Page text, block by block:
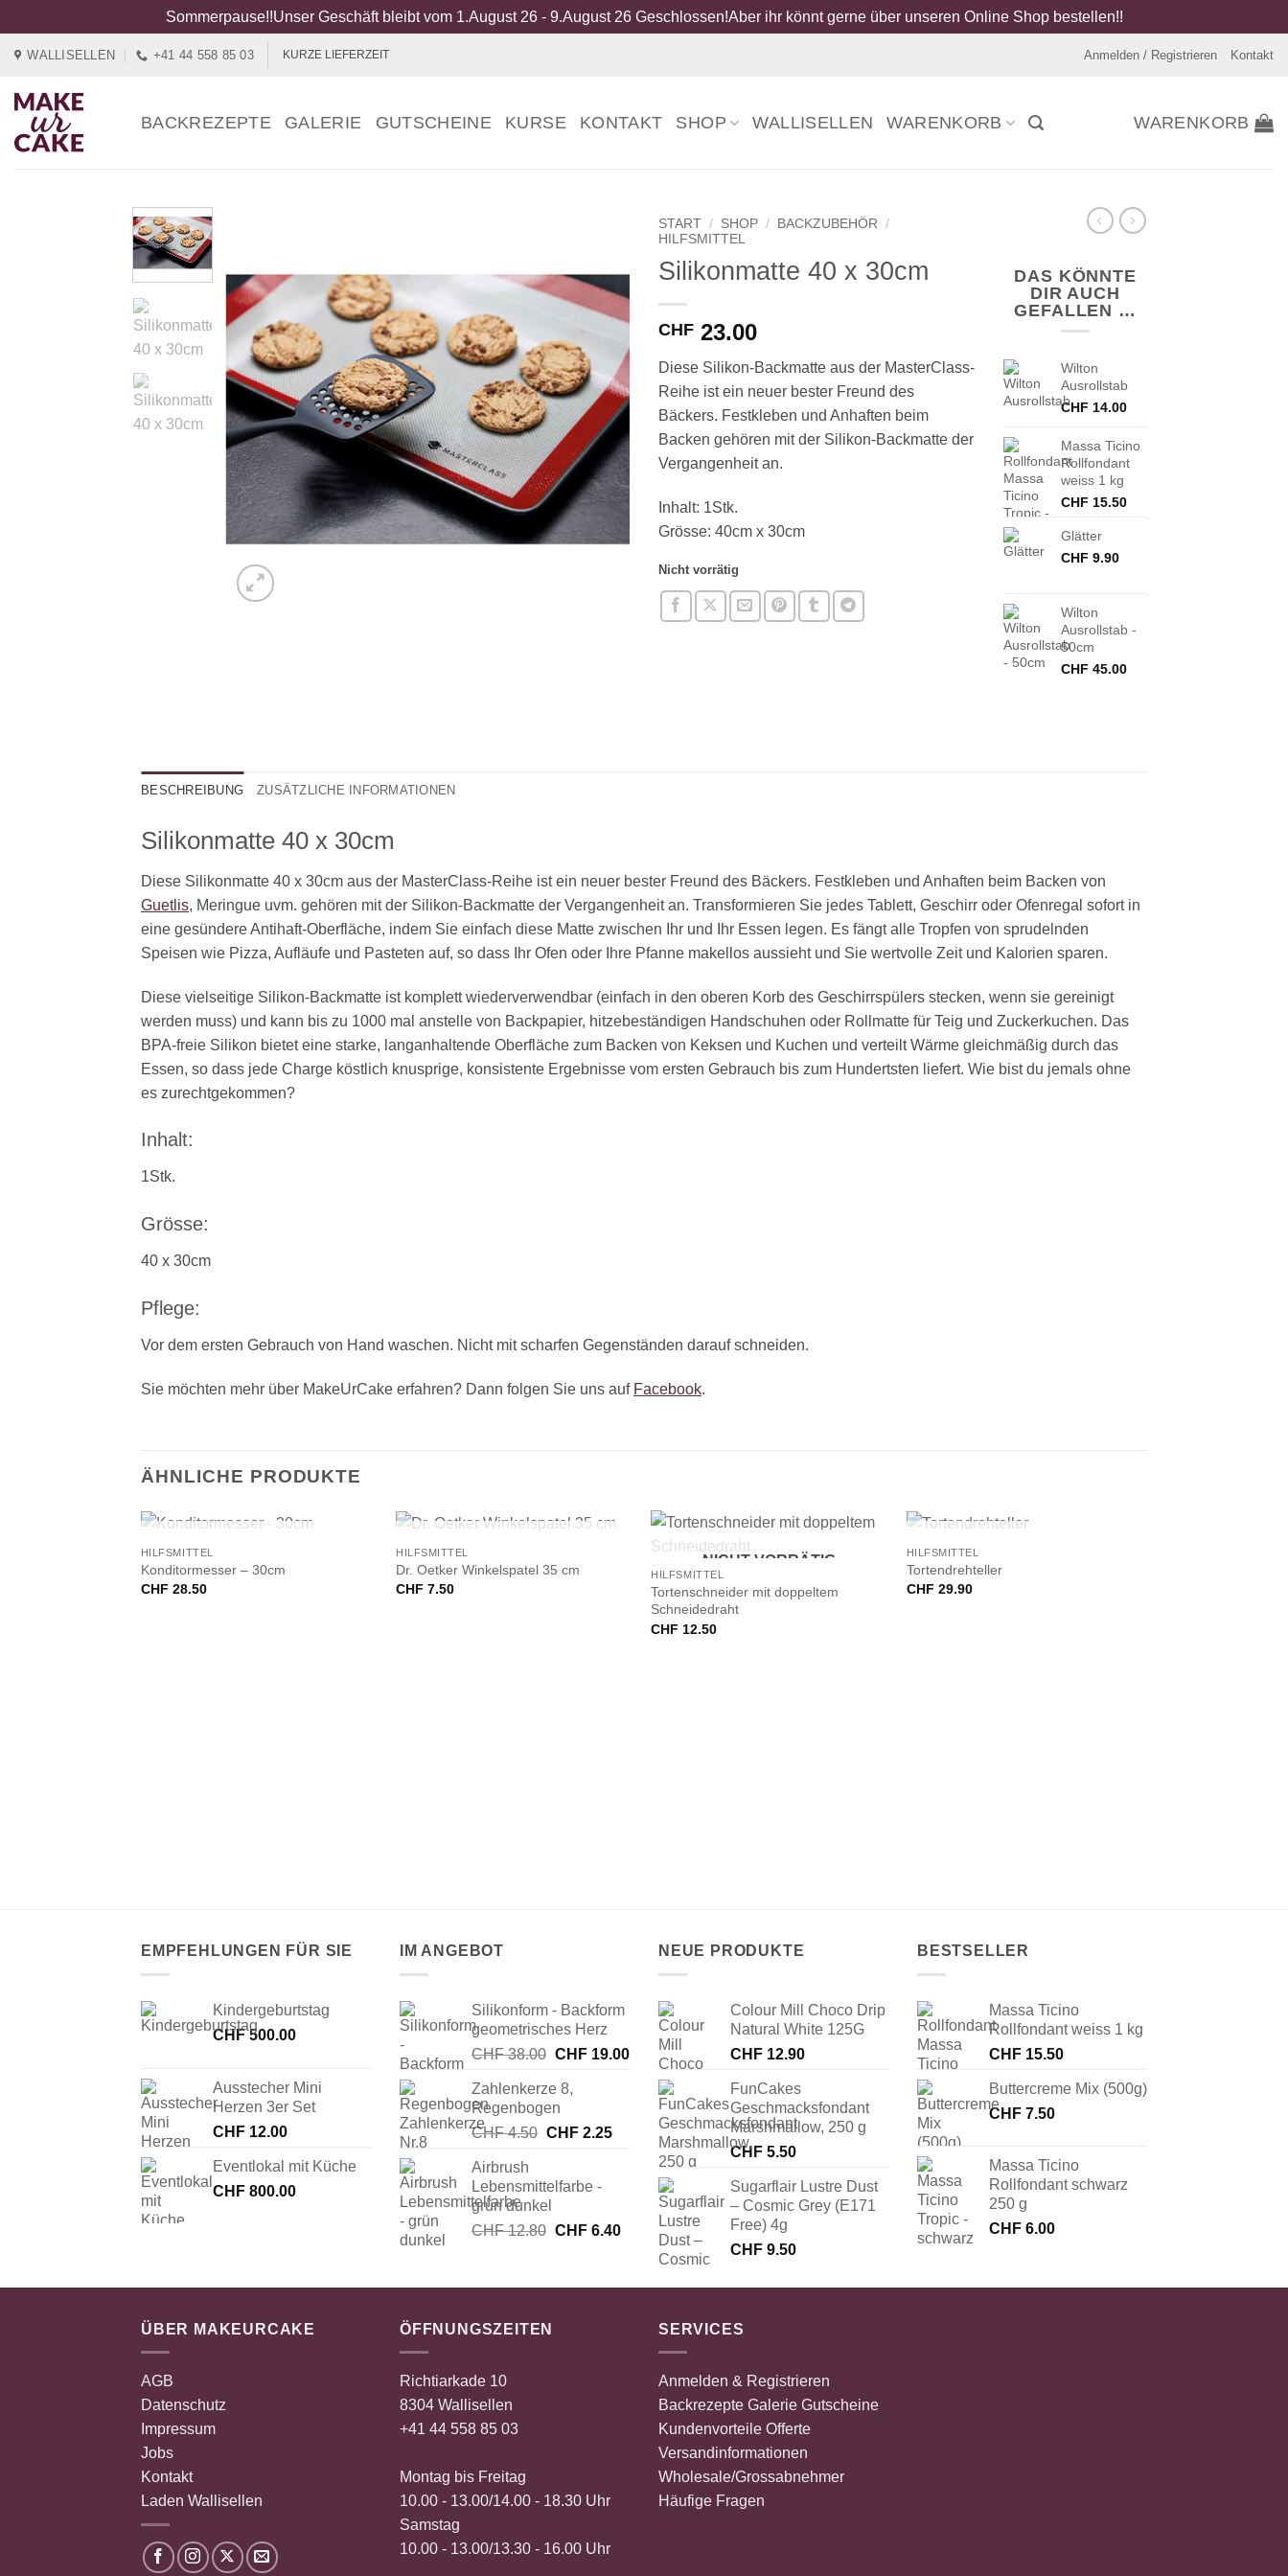
Sommerpause!!Unser Geschäft bleibt vom 1.August 26 - 9.August 26 Geschlossen!Aber ihr könnt gerne über unseren Online Shop bestellen!!
springen
WALLISELLEN +41 44 558 85 03 KURZE LIEFERZEIT Anmelden / Registrieren Kontakt
BACKREZEPTE GALERIE GUTSCHEINE KURSE KONTAKT SHOP WALLISELLEN WARENKORB WARENKORB
START / SHOP / BACKZUBEHÖR /
HILFSMITTEL
Silikonmatte 40 x 30cm
CHF 23.00
Diese Silikon-Backmatte aus der MasterClass-
Reihe ist ein neuer bester Freund des
Bäckers. Festkleben und Anhaften beim
Backen gehören mit der Silikon-Backmatte der
Vergangenheit an.
Inhalt: 1Stk.
Grösse: 40cm x 30cm
Nicht vorrätig
DAS KÖNNTE
DIR AUCH
GEFALLEN …
Wilton
Ausrollstab
CHF 14.00
Massa Ticino
Rollfondant
weiss 1 kg
CHF 15.50
Glätter
CHF 9.90
Wilton
Ausrollstab -
50cm
CHF 45.00
BESCHREIBUNG ZUSÄTZLICHE INFORMATIONEN
Silikonmatte 40 x 30cm
Diese Silikonmatte 40 x 30cm aus der MasterClass-Reihe ist ein neuer bester Freund des Bäckers. Festkleben und Anhaften beim Backen von
Guetlis, Meringue uvm. gehören mit der Silikon-Backmatte der Vergangenheit an. Transformieren Sie jedes Tablett, Geschirr oder Ofenregal sofort in
eine gesündere Antihaft-Oberfläche, indem Sie einfach diese Matte zwischen Ihr und Ihr Essen legen. Es fängt alle Tropfen von sprudelnden
Speisen wie Pizza, Aufläufe und Pasteten auf, so dass Ihr Ofen oder Ihre Pfanne makellos aussieht und Sie wertvolle Zeit und Kalorien sparen.
Diese vielseitige Silikon-Backmatte ist komplett wiederverwendbar (einfach in den oberen Korb des Geschirrspülers stecken, wenn sie gereinigt
werden muss) und kann bis zu 1000 mal anstelle von Backpapier, hitzebeständigen Handschuhen oder Rollmatte für Teig und Zuckerkuchen. Das
BPA-freie Silikon bietet eine starke, langanhaltende Oberfläche zum Backen von Keksen und Kuchen und verteilt Wärme gleichmäßig durch das
Essen, so dass jede Charge köstlich knusprige, konsistente Ergebnisse vom ersten Gebrauch bis zum Hundertsten liefert. Wie bist du jemals ohne
es zurechtgekommen?
Inhalt:
1Stk.
Grösse:
40 x 30cm
Pflege:
Vor dem ersten Gebrauch von Hand waschen. Nicht mit scharfen Gegenständen darauf schneiden.
Sie möchten mehr über MakeUrCake erfahren? Dann folgen Sie uns auf Facebook.
ÄHNLICHE PRODUKTE
+
NICHT VORRÄTIG
HILFSMITTEL
Konditormesser – 30cm
CHF 28.50
+
NICHT VORRÄTIG
HILFSMITTEL
Dr. Oetker Winkelspatel 35 cm
CHF 7.50
NICHT VORRÄTIG
HILFSMITTEL
Tortenschneider mit doppeltem
Schneidedraht
CHF 12.50
+
NICHT VORRÄTIG
HILFSMITTEL
Tortendrehteller
CHF 29.90
EMPFEHLUNGEN FÜR SIE
Kindergeburtstag
CHF500.00
Ausstecher Mini
Herzen 3er Set
CHF 12.00
Eventlokal mit Küche
CHF 800.00
IM ANGEBOT
Silikonform - Backform
geometrisches Herz
CHF38.00 Ursprünglicher
war:
CHF 38.00
CHF19.00Aktueller
Preis
CHF 19.00.
Zahlenkerze 8,
Regenbogen
CHF4.50 Ursprünglicher
CHF 4.50
CHF2.25Aktueller
CHF 2.25.
Airbrush
Lebensmittelfarbe -
grün dunkel
CHF12.80 Ursprünglicher
CHF 12.80
CHF6.40Aktueller
CHF 6.40.
NEUE PRODUKTE
Colour Mill Choco Drip
Natural White 125G
CHF 12.90
FunCakes
Geschmacksfondant
Marshmallow, 250 g
CHF 5.50
Sugarflair Lustre Dust
– Cosmic Grey (E171
Free) 4g
CHF 9.50
BESTSELLER
Massa Ticino
Rollfondant weiss 1 kg
CHF 15.50
Buttercreme Mix (500g)
CHF 7.50
Massa Ticino
Rollfondant schwarz
250 g
CHF 6.00
ÜBER MAKEURCAKE
AGB
Datenschutz
Impressum
Jobs
Kontakt
Laden Wallisellen
ÖFFNUNGSZEITEN
Richtiarkade 10
8304 Wallisellen
+41 44 558 85 03
Montag bis Freitag
10.00 - 13.00/14.00 - 18.30 Uhr
Samstag
10.00 - 13.00/13.30 - 16.00 Uhr
SERVICES
Anmelden & Registrieren
Backrezepte Galerie Gutscheine
Kundenvorteile Offerte
Versandinformationen
Wholesale/Grossabnehmer
Häufige Fragen